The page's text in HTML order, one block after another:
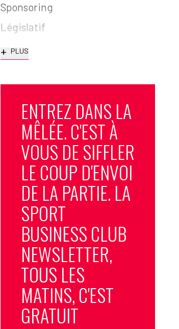
Sponsoring
Législatif
+ PLUS
ENTREZ DANS LA
MÊLÉE. C'EST À
VOUS DE SIFFLER
LE COUP D'ENVOI
DE LA PARTIE. LA
SPORT
BUSINESS CLUB
NEWSLETTER,
TOUS LES
MATINS, C'EST
GRATUIT